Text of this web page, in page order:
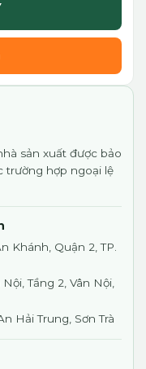
sản xuất được bảo
trường hợp ngoại lệ
Khánh, Quận 2, TP.
Tầng 2, Vân Nội,
Hải Trung, Sơn Trà